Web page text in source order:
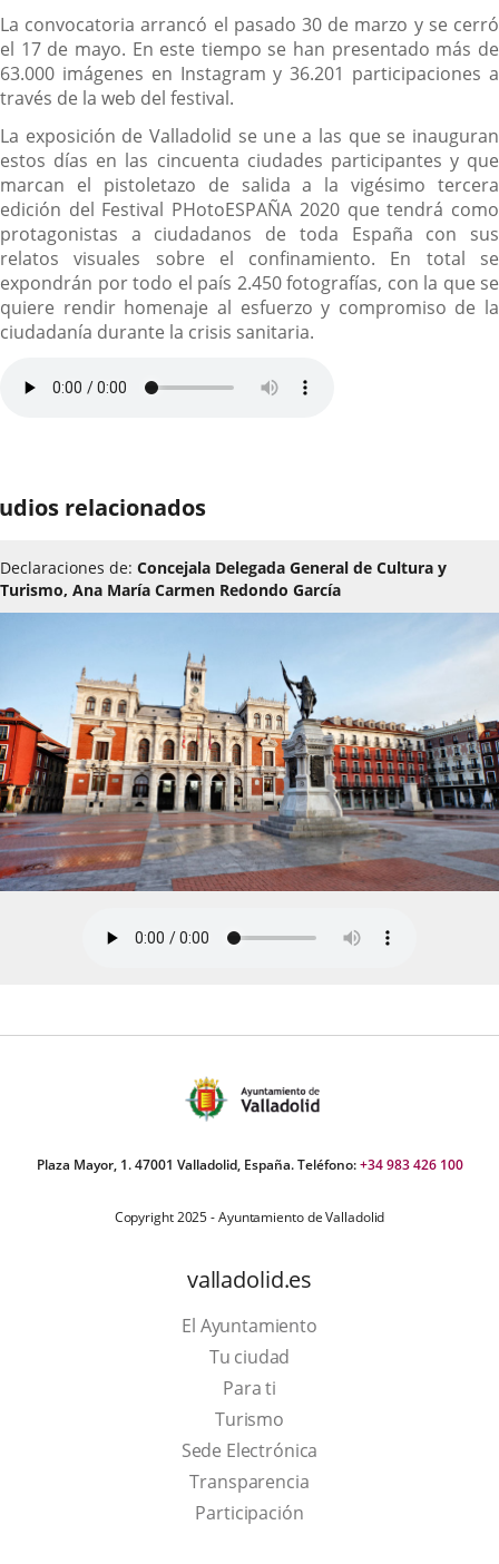
La convocatoria arrancó el pasado 30 de marzo y se cerró
el 17 de mayo. En este tiempo se han presentado más de
63.000 imágenes en Instagram y 36.201 participaciones a
través de la web del festival.
La exposición de Valladolid se une a las que se inauguran
estos días en las cincuenta ciudades participantes y que
marcan el pistoletazo de salida a la vigésimo tercera
edición del Festival PHotoESPAÑA 2020 que tendrá como
protagonistas a ciudadanos de toda España con sus
relatos visuales sobre el confinamiento. En total se
expondrán por todo el país 2.450 fotografías, con la que se
quiere rendir homenaje al esfuerzo y compromiso de la
ciudadanía durante la crisis sanitaria.
relacionados
Declaraciones de: Concejala Delegada General de Cultura y
Turismo, Ana María Carmen Redondo García
Plaza Mayor, 1. 47001 Valladolid, España. Teléfono:+34 983 426 100
Copyright 2025 - Ayuntamiento de Valladolid
valladolid.es
El Ayuntamiento
Tu ciudad
Para ti
TurismoThis
link
will
open
Sede Electrónica
Transparencia
Participación